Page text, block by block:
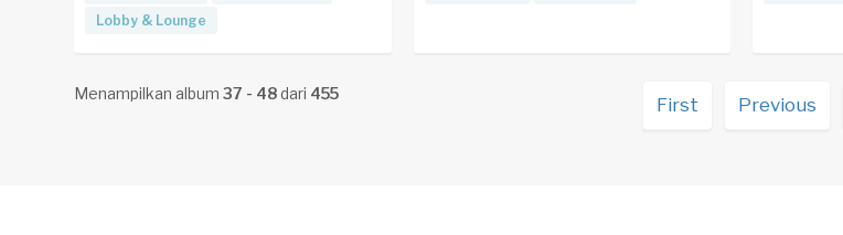
Lobby & Lounge
Menampilkan album 37 - 48dari 455
First Previous